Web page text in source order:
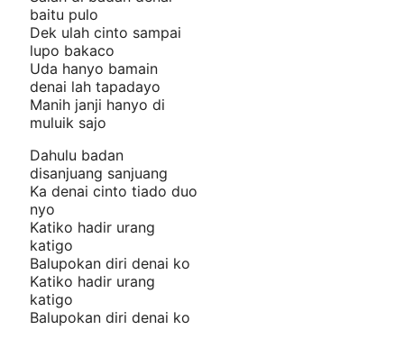
baitu pulo
Dek ulah cinto sampai
lupo bakaco
Uda hanyo bamain
denai lah tapadayo
Manih janji hanyo di
muluik sajo
Dahulu badan
disanjuang sanjuang
Ka denai cinto tiado duo
nyo
Katiko hadir urang
katigo
Balupokan diri denai ko
Katiko hadir urang
katigo
Balupokan diri denai ko